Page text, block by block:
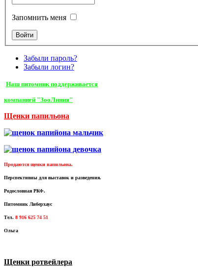
Запомнить меня
Забыли пароль?
Забыли логин?
Наш питомник поддерживается
компанией "ЗооЛиния"
Щенки папильона
Продаются щенки папильона.
Перспективны для выставок и разведения.
Родословная РКФ.
Питомник Либерхаус
Тел. 8 916 625 74 51
Ольга
Щенки ротвейлера